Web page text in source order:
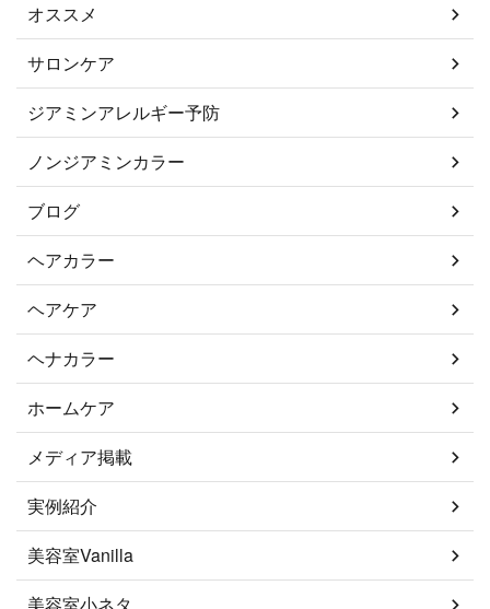
オススメ
サロンケア
ジアミンアレルギー予防
ノンジアミンカラー
ブログ
ヘアカラー
ヘアケア
ヘナカラー
ホームケア
メディア掲載
実例紹介
美容室Vanilla